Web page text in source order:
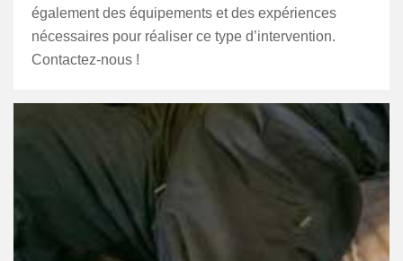
également des équipements et des expériences
nécessaires pour réaliser ce type d’intervention.
Contactez-nous !